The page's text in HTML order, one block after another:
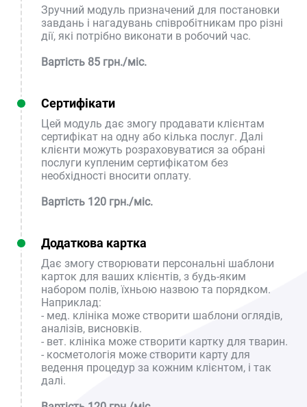
Зручний модуль призначений для постановки
завдань і нагадувань співробітникам про різні
дії, які потрібно виконати в робочий час.
Вартість 85 грн./міс.
Сертифікати
Цей модуль дає змогу продавати клієнтам
сертифікат на одну або кілька послуг. Далі
клієнти можуть розраховуватися за обрані
послуги купленим сертифікатом без
необхідності вносити оплату.
Вартість 120 грн./міс.
Додаткова картка
Дає змогу створювати персональні шаблони
карток для ваших клієнтів, з будь-яким
набором полів, їхньою назвою та порядком.
Наприклад:
- мед. клініка може створити шаблони оглядів,
аналізів, висновків.
- вет. клініка може створити картку для тварин.
- косметологія може створити карту для
ведення процедур за кожним клієнтом, і так
далі.